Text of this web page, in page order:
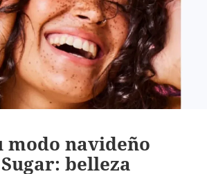
modo navideño
belleza